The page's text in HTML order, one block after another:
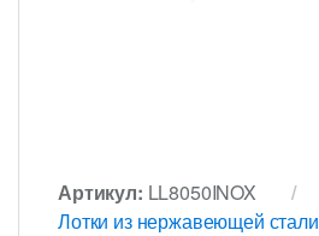
Артикул: LL8050INOX
Лотки из нержавеющей стали